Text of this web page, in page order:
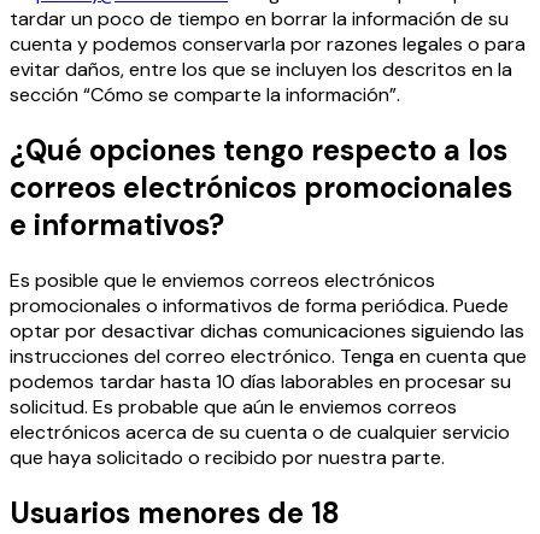
tardar un poco de tiempo en borrar la información de su
cuenta y podemos conservarla por razones legales o para
evitar daños, entre los que se incluyen los descritos en la
sección “Cómo se comparte la información”.
¿Qué opciones tengo respecto a los
correos electrónicos promocionales
e informativos?
Es posible que le enviemos correos electrónicos
promocionales o informativos de forma periódica. Puede
optar por desactivar dichas comunicaciones siguiendo las
instrucciones del correo electrónico. Tenga en cuenta que
podemos tardar hasta 10 días laborables en procesar su
solicitud. Es probable que aún le enviemos correos
electrónicos acerca de su cuenta o de cualquier servicio
que haya solicitado o recibido por nuestra parte.
Usuarios menores de 18